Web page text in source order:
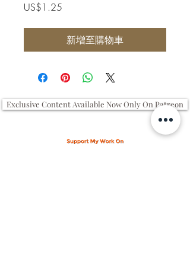
US$1.25
新增至購物車
Exclusive Content Available Now Only On Patreon